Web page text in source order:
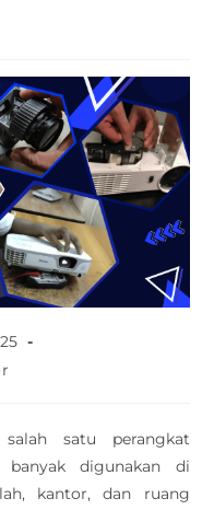
satu perangkat
digunakan di
kantor, dan ruang